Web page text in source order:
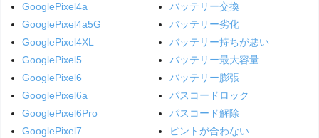
GooglePixel4a
GooglePixel4a5G
GooglePixel4XL
GooglePixel5
GooglePixel6
GooglePixel6a
GooglePixel6Pro
GooglePixel7
バッテリー交換
バッテリー劣化
バッテリー持ちが悪い
バッテリー最大容量
バッテリー膨張
パスコードロック
パスコード解除
ピントが合わない